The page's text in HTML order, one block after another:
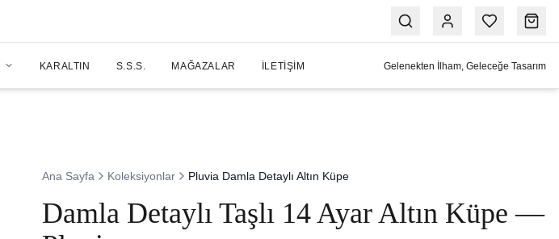
KARALTIN S.S.S. MAĞAZALAR İLETIŞIM Gelenekten İlham, Geleceğe Tasarım
Ana Sayfa Koleksiyonlar Pluvia Damla Detaylı Altın Küpe
Damla Detaylı Taşlı 14 Ayar Altın Küpe —